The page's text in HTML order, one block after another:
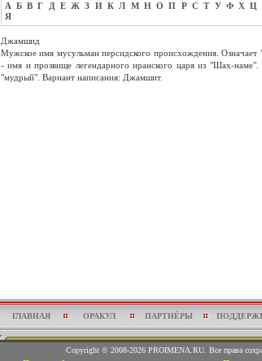
А Б В Г Д Е Ж З И К Л М Н О П Р С Т У Ф Х Ц
Я
Джамшид
Мужское имя мусульман персидского происхождения. Означает
- имя и прозвище легендарного иранского царя из "Шах-наме".
"мудрый". Вариант написания: Джамшит.
ГЛАВНАЯ ОРАКУЛ ПАРТНЁРЫ
Copyright © 2008-2026 PROIMENA.RU. Все права